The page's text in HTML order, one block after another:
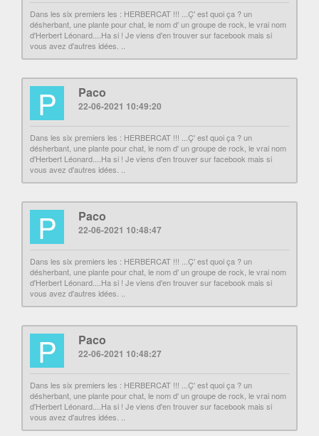
Dans les six premiers les : HERBERCAT !!! ...Ç' est quoi ça ? un
désherbant, une plante pour chat, le nom d' un groupe de rock, le vrai nom
d'Herbert Léonard....Ha si ! Je viens d'en trouver sur facebook mais si
vous avez d'autres idées. ..
P Paco
22-06-2021 10:49:20
Dans les six premiers les : HERBERCAT !!! ...Ç' est quoi ça ? un
désherbant, une plante pour chat, le nom d' un groupe de rock, le vrai nom
d'Herbert Léonard....Ha si ! Je viens d'en trouver sur facebook mais si
vous avez d'autres idées. ..
P Paco
22-06-2021 10:48:47
Dans les six premiers les : HERBERCAT !!! ...Ç' est quoi ça ? un
désherbant, une plante pour chat, le nom d' un groupe de rock, le vrai nom
d'Herbert Léonard....Ha si ! Je viens d'en trouver sur facebook mais si
vous avez d'autres idées. ..
P Paco
22-06-2021 10:48:27
Dans les six premiers les : HERBERCAT !!! ...Ç' est quoi ça ? un
désherbant, une plante pour chat, le nom d' un groupe de rock, le vrai nom
d'Herbert Léonard....Ha si ! Je viens d'en trouver sur facebook mais si
vous avez d'autres idées. ..